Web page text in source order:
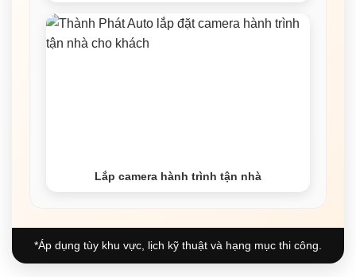
Lắp camera hành trình tận nhà
*Áp dụng tùy khu vực, lịch kỹ thuật và hạng mục thi công.